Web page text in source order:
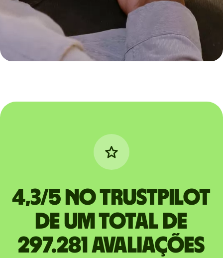
4,3/5 no Trustpilot
de um total de
297.281 avaliações